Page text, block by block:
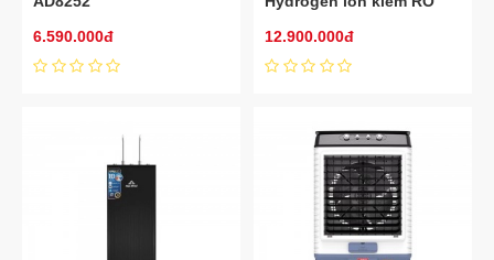
6.590.000đ
HPA886
12.900.000đ